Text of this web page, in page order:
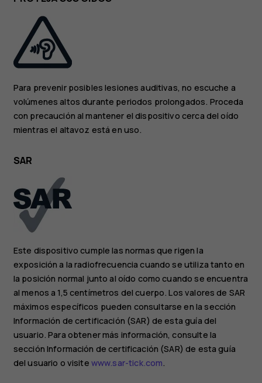
Para prevenir posibles lesiones auditivas, no escuche a
volúmenes altos durante periodos prolongados. Proceda
con precaución al mantener el dispositivo cerca del oído
mientras el altavoz está en uso.
SAR
Este dispositivo cumple las normas que rigen la
exposición a la radiofrecuencia cuando se utiliza tanto en
la posición normal junto al oído como cuando se encuentra
al menos a 1,5 centímetros del cuerpo. Los valores de SAR
máximos específicos pueden consultarse en la sección
Información de certificación (SAR) de esta guía del
usuario. Para obtener más información, consulte la
sección Información de certificación (SAR) de esta guía
del usuario o visite www.sar-tick.com.